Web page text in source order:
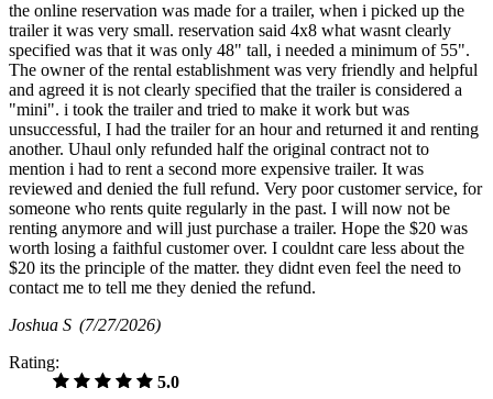
the online reservation was made for a trailer, when i picked up the
trailer it was very small. reservation said 4x8 what wasnt clearly
specified was that it was only 48" tall, i needed a minimum of 55".
The owner of the rental establishment was very friendly and helpful
and agreed it is not clearly specified that the trailer is considered a
"mini". i took the trailer and tried to make it work but was
unsuccessful, I had the trailer for an hour and returned it and renting
another. Uhaul only refunded half the original contract not to
mention i had to rent a second more expensive trailer. It was
reviewed and denied the full refund. Very poor customer service, for
someone who rents quite regularly in the past. I will now not be
renting anymore and will just purchase a trailer. Hope the $20 was
worth losing a faithful customer over. I couldnt care less about the
$20 its the principle of the matter. they didnt even feel the need to
contact me to tell me they denied the refund.
Joshua S (7/27/2026)
Rating:
5.0